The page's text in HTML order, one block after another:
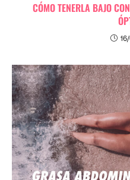
CÓMO TENERLA BAJO